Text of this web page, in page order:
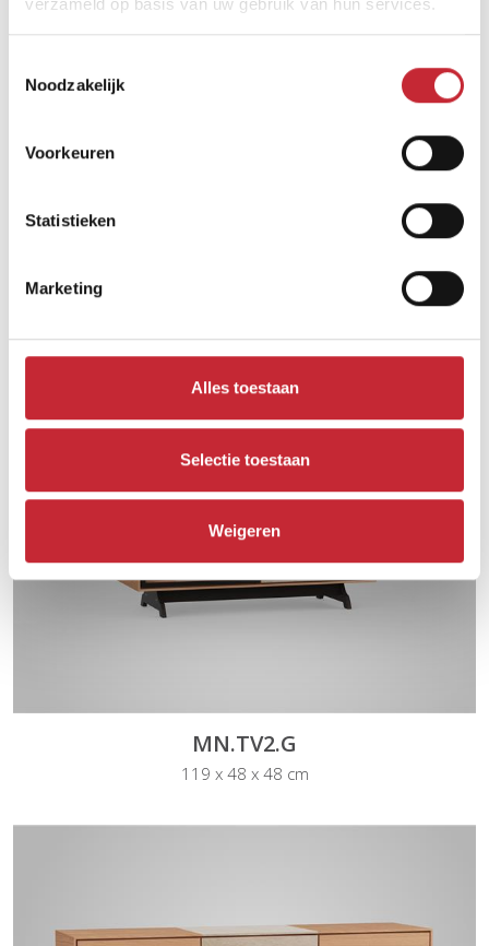
Noodzakelijk
Voorkeuren
Statistieken
Marketing
Alles toestaan
Selectie toestaan
Weigeren
119 x 48 x 48 cm
MN.TV2.G
119 x 48 x 48 cm